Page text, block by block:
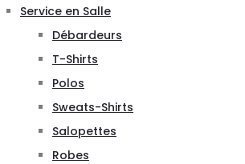
Service en Salle
Débardeurs
T-Shirts
Polos
Sweats-Shirts
Salopettes
Robes